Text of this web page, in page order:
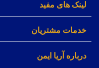
لینک های مفید
خدمات مشتریان
درباره آریا ایمن